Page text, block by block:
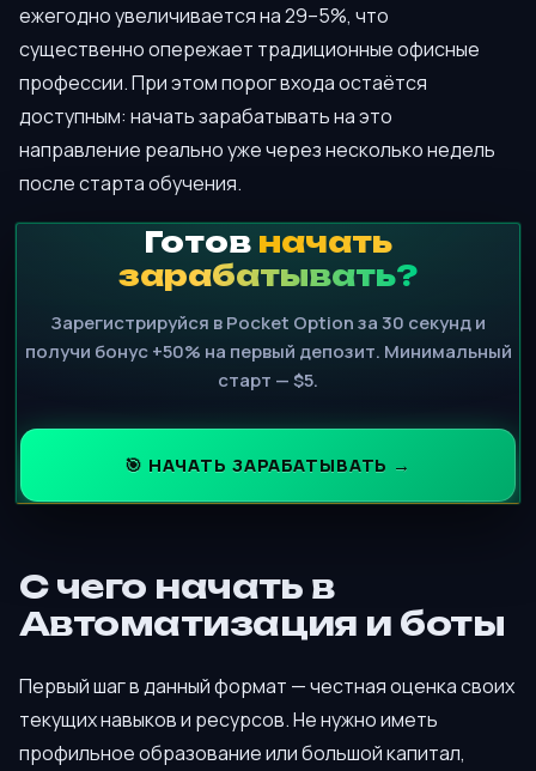
ежегодно увеличивается на 29–5%, что
существенно опережает традиционные офисные
профессии. При этом порог входа остаётся
доступным: начать зарабатывать на это
направление реально уже через несколько недель
после старта обучения.
Готов начать
зарабатывать?
Зарегистрируйся в Pocket Option за 30 секунд и
получи бонус +50% на первый депозит. Минимальный
старт — $5.
🎯 НАЧАТЬ ЗАРАБАТЫВАТЬ →
С чего начать в
Автоматизация и боты
Первый шаг в данный формат — честная оценка своих
текущих навыков и ресурсов. Не нужно иметь
профильное образование или большой капитал,